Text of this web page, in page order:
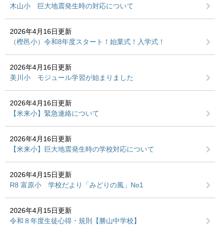
木山小 巨大地震発生時の対応について
2026年4月16日更新
（樫邑小）令和8年度スタート！始業式！入学式！
2026年4月16日更新
美川小 モジュール学習が始まりました
2026年4月16日更新
【米来小】緊急連絡について
2026年4月16日更新
【米来小】巨大地震発生時の学校対応について
2026年4月15日更新
R8 富原小 学校だより「みどりの風」No1
2026年4月15日更新
令和８年度生徒心得・規則【勝山中学校】